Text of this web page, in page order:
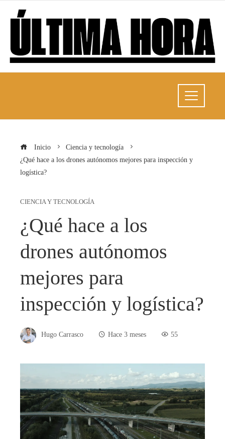
Inicio
Ciencia y tecnología
¿Qué hace a los drones autónomos mejores para inspección y
logística?
CIENCIA Y TECNOLOGÍA
¿Qué hace a los
drones autónomos
mejores para
inspección y logística?
Hugo Carrasco Hace 3 meses 55